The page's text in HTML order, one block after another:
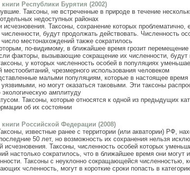
Республики Бурятия (2002)
Таксоны, не встреченные в природе в течение
недоступных районах
исчезновения. Таксоны, сохранение которых проблематично,
будут продолжать действовать. Численность
местонахождений также сократилось
по-видимому, в ближайшее время грозит
факторы, вызывающие сокращение их численности, будут
у которых численность особей в популяциях
чрезмерного использования человеком
малыми популяциям, которые в настоящее время
но могут оказаться таковыми. Эти таксоны
амплитуду
Таксоны, которые относятся к одной из предыдущих
об их состоянии
Российской Федерации (2008)
известные ранее с территории (или акватории) РФ,
50 лет, но возможность их сохранения нельзя
исчезновения. Таксоны, численность особей которых
настолько сократилось, что в ближайшее время они могут
Таксоны с неуклонно сокращающейся численностью,
чсленность, могут в короткие сроки попасть в